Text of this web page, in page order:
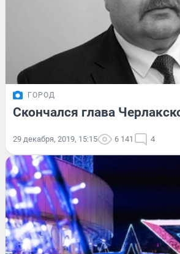
ГОРОД
Скончался глава
29 декабря, 2019, 15:15 6 141 4